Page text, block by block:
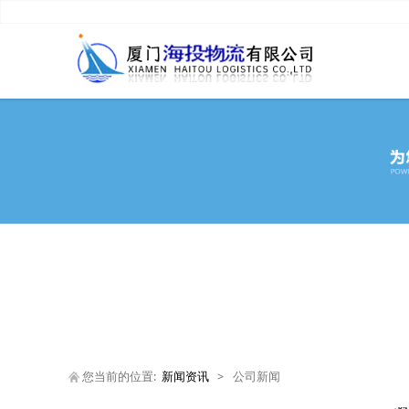
您当前的位置: 新闻资讯 > 公司新闻